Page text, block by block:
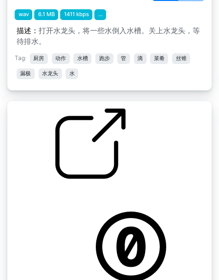
wav 6.1 MB 1411 kbps ...
描述： 打开水龙头，将一些水倒入水槽。关上水龙头，等
待排水。
Tag: 厨房 动作 水槽 跑步 管 滴 菜肴 丝锥
漏极 水龙头 水